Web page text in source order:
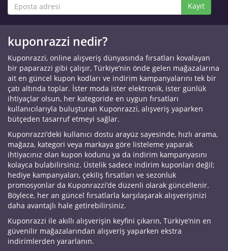
Kayıt
kuponrazzi nedir?
Kuponrazzi, online alışveriş dünyasında fırsatları kovalayan
bir paparazzi gibi çalışır, Türkiye’nin önde gelen mağazalarına
ait en güncel kupon kodları ve indirim kampanyalarını tek bir
çatı altında toplar. İster moda ister elektronik, ister günlük
ihtiyaçlar olsun, her kategoride en uygun fırsatları
kullanıcılarıyla buluşturan Kuponrazzi, alışveriş yaparken
bütçeden tasarruf etmeyi sağlar.
Kuponrazzi’deki kullanıcı dostu arayüz sayesinde, hızlı arama,
mağaza, kategori veya markaya göre listeleme yaparak
ihtiyacınız olan kupon kodunu ya da indirim kampanyasını
kolayca bulabilirsiniz. Üstelik sadece indirim kuponları değil;
hediye kampanyaları, çekiliş fırsatları ve sezonluk
promosyonlar da Kuponrazzi’de düzenli olarak güncellenir.
Böylece, her an güncel fırsatlarla karşılaşarak alışverişinizi
daha avantajlı hale getirebilirsiniz.
Kuponrazzi ile akıllı alışverişin keyfini çıkarın, Türkiye’nin en
güvenilir mağazalarından alışveriş yaparken ekstra
indirimlerden yararlanın.